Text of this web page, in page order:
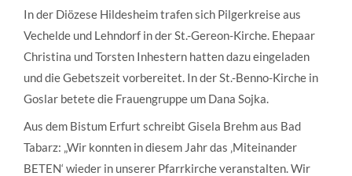
In der Diözese Hildesheim trafen sich Pilgerkreise aus
Vechelde und Lehndorf in der St.-Gereon-Kirche. Ehepaar
Christina und Torsten Inhestern hatten dazu eingeladen
und die Gebetszeit vorbereitet. In der St.-Benno-Kirche in
Goslar betete die Frauengruppe um Dana Sojka.
Aus dem Bistum Erfurt schreibt Gisela Brehm aus Bad
Tabarz: „Wir konnten in diesem Jahr das ‚Miteinander
BETEN‘ wieder in unserer Pfarrkirche veranstalten. Wir